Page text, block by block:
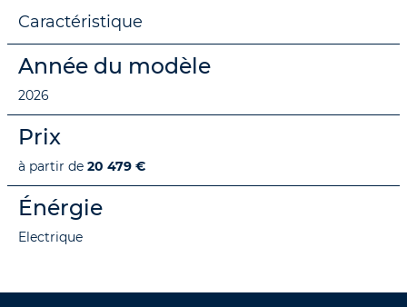
Caractéristique
Année du modèle
2026
Prix
à partir de 20 479 €
Énérgie
Electrique